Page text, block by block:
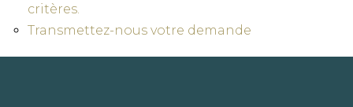
critères.
Transmettez-nous votre demande